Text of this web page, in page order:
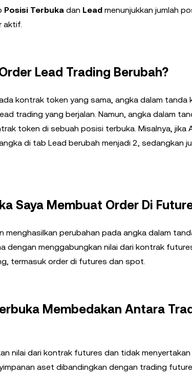
Posisi Terbuka dan Lead menunjukkan jumlah
aktif.
Lead Trading Berubah?
kontrak token yang sama, angka dalam tanda
trading yang berjalan. Namun, angka dalam
token di sebuah posisi terbuka. Misalnya, jika
di tab Lead berubah menjadi 2,
Saya Membuat Order Di
perubahan pada angka dalam
dengan menggabungkan nilai dari kontrak
termasuk order di futures dan spot.
Membedakan Antara
nilai dari kontrak futures dan tidak
aset dibandingkan dengan trading